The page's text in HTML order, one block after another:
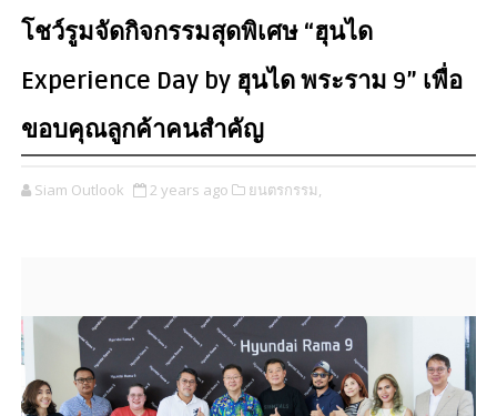
โชว์รูมจัดกิจกรรมสุดพิเศษ “ฮุนได
Experience Day by ฮุนได พระราม 9” เพื่อ
ขอบคุณลูกค้าคนสำคัญ
Siam Outlook 2 years ago ยนตรกรรม,